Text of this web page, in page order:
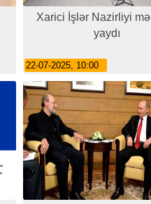
Xarici İşlər Nazirliyi
yaydı
22-07-2025, 10:00